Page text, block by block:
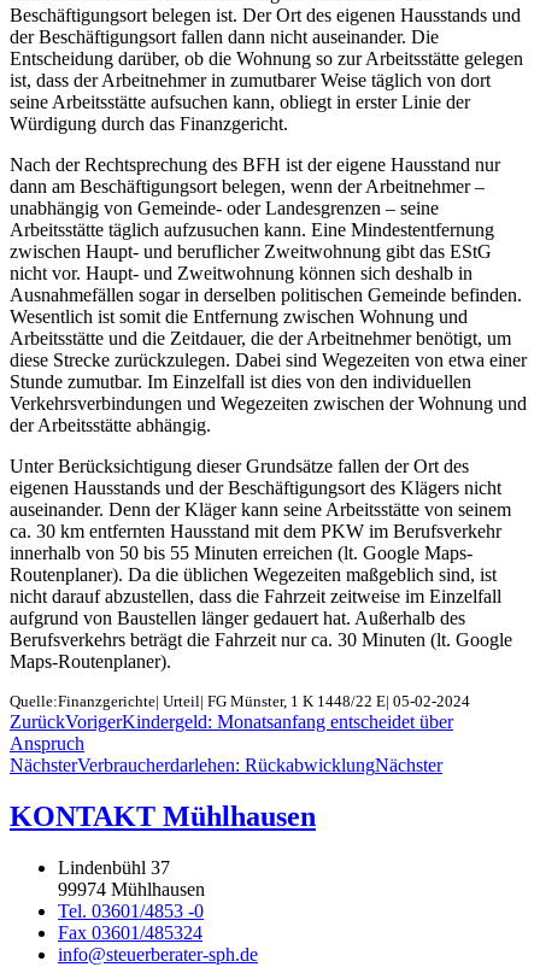
Beschäftigungsort belegen ist. Der Ort des eigenen Hausstands und
der Beschäftigungsort fallen dann nicht auseinander. Die
Entscheidung darüber, ob die Wohnung so zur Arbeitsstätte gelegen
ist, dass der Arbeitnehmer in zumutbarer Weise täglich von dort
seine Arbeitsstätte aufsuchen kann, obliegt in erster Linie der
Würdigung durch das Finanzgericht.
Nach der Rechtsprechung des BFH ist der eigene Hausstand nur
dann am Beschäftigungsort belegen, wenn der Arbeitnehmer –
unabhängig von Gemeinde- oder Landesgrenzen – seine
Arbeitsstätte täglich aufzusuchen kann. Eine Mindestentfernung
zwischen Haupt- und beruflicher Zweitwohnung gibt das EStG
nicht vor. Haupt- und Zweitwohnung können sich deshalb in
Ausnahmefällen sogar in derselben politischen Gemeinde befinden.
Wesentlich ist somit die Entfernung zwischen Wohnung und
Arbeitsstätte und die Zeitdauer, die der Arbeitnehmer benötigt, um
diese Strecke zurückzulegen. Dabei sind Wegezeiten von etwa einer
Stunde zumutbar. Im Einzelfall ist dies von den individuellen
Verkehrsverbindungen und Wegezeiten zwischen der Wohnung und
der Arbeitsstätte abhängig.
Unter Berücksichtigung dieser Grundsätze fallen der Ort des
eigenen Hausstands und der Beschäftigungsort des Klägers nicht
auseinander. Denn der Kläger kann seine Arbeitsstätte von seinem
ca. 30 km entfernten Hausstand mit dem PKW im Berufsverkehr
innerhalb von 50 bis 55 Minuten erreichen (lt. Google Maps-
Routenplaner). Da die üblichen Wegezeiten maßgeblich sind, ist
nicht darauf abzustellen, dass die Fahrzeit zeitweise im Einzelfall
aufgrund von Baustellen länger gedauert hat. Außerhalb des
Berufsverkehrs beträgt die Fahrzeit nur ca. 30 Minuten (lt. Google
Maps-Routenplaner).
Quelle:Finanzgerichte| Urteil| FG Münster, 1 K 1448/22 E| 05-02-2024
ZurückVorigerKindergeld: Monatsanfang entscheidet über
Anspruch
NächsterVerbraucherdarlehen: RückabwicklungNächster
KONTAKT Mühlhausen
Lindenbühl 37
99974 Mühlhausen
Tel. 03601/4853 -0
Fax 03601/485324
info@steuerberater-sph.de